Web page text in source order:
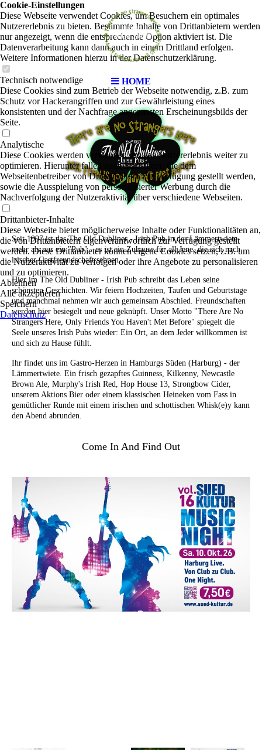
HOME
Seit 1997 ist das The Old Dubliner - Irish Pub in der Lämmertwiete
mehr als nur ein "Pub" - es ist ein Zuhause für all Jene, die sich nach
irischer Gastfreundschaft sehnen.
Hier im The Old Dubliner - Irish Pub schreibt das Leben seine
schönsten Geschichten. Wir feiern Hochzeiten, Taufen und Geburtstage
und manchmal nehmen wir auch gemeinsam Abschied. Freundschaften
werden hier besiegelt und neue geknüpft. Unser Motto "There Are No
Strangers Here, Only Friends You Haven't Met Before" spiegelt die
Seele unseres Irish Pubs wieder: Ein Ort, an dem Jeder willkommen ist
und sich zu Hause fühlt.
Ihr findet uns im Gastro-Herzen in Hamburgs Süden (Harburg) - der
Lämmertwiete. Ein frisch gezapftes Guinness, Kilkenny, Newcastle
Brown Ale, Murphy's Irish Red, Hop House 13, Strongbow Cider,
unserem Aktions Bier oder einem klassischen Heineken vom Fass in
gemütlicher Runde mit einem irischen und schottischen Whisk(e)y kann
den Abend abrunden.
Come In And Find Out
Cookie-Einstellungen
Diese Webseite verwendet Cookies, um Besuchern ein optimales
Nutzererlebnis zu bieten. Bestimmte Inhalte von Drittanbietern werden
nur angezeigt, wenn die entsprechende Option aktiviert ist. Die
Datenverarbeitung kann dann auch in einem Drittland erfolgen.
Weitere Informationen hierzu in der Datenschutzerklärung.
Technisch notwendige
Diese Cookies sind zum Betrieb der Webseite notwendig, z.B. zum
Schutz vor Hackerangriffen und zur Gewährleistung eines
konsistenten und der Nachfrage angepassten Erscheinungsbilds der
Seite.
Analytische
Diese Cookies werden verwendet, um das Nutzererlebnis weiter zu
optimieren. Hierunter fallen auch Statistiken, die dem
Webseitenbetreiber von Drittanbietern zur Verfügung gestellt werden,
sowie die Ausspielung von personalisierter Werbung durch die
Nachverfolgung der Nutzeraktivität über verschiedene Webseiten.
Drittanbieter-Inhalte
Diese Webseite bietet möglicherweise Inhalte oder Funktionalitäten an,
die von Drittanbietern eigenverantwortlich zur Verfügung gestellt
werden. Diese Drittanbieter können eigene Cookies setzen, z.B. um
die Nutzeraktivität zu verfolgen oder ihre Angebote zu personalisieren
und zu optimieren.
Ablehnen
Alle akzeptieren
Speichern
Datenschutz